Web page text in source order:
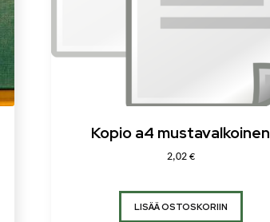
Kopio a4 mustavalkoinen
2,02 €
LISÄÄ OSTOSKORIIN